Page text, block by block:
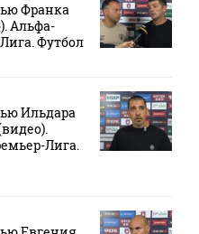
Франка
Альфа-
Футбол
Ильдара
Лига.